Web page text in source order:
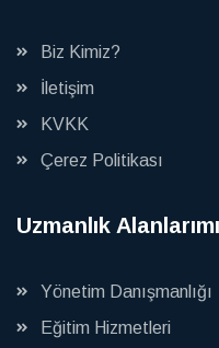
Biz Kimiz?
İletişim
KVKK
Çerez Politikası
Uzmanlık
Yönetim Danışmanlığı
Eğitim Hizmetleri